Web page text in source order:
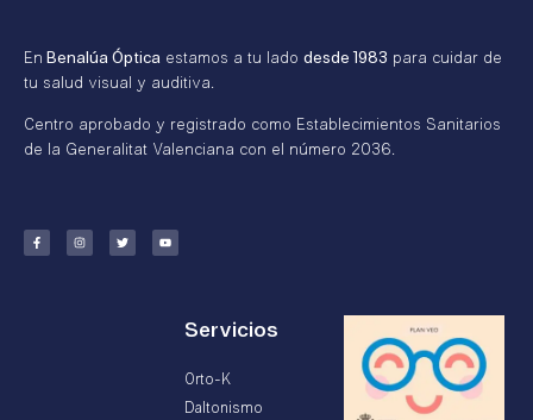
EnBenalúa Óptica estamos a tu lado desde 1983 para cuidar de
tu salud visual y auditiva.
Centro aprobado y registrado como Establecimientos Sanitarios
de la Generalitat Valenciana con el número 2036.
Servicios
Orto-K
Daltonismo